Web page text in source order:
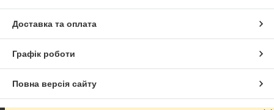
Доставка та оплата
Графік роботи
Повна версія сайту